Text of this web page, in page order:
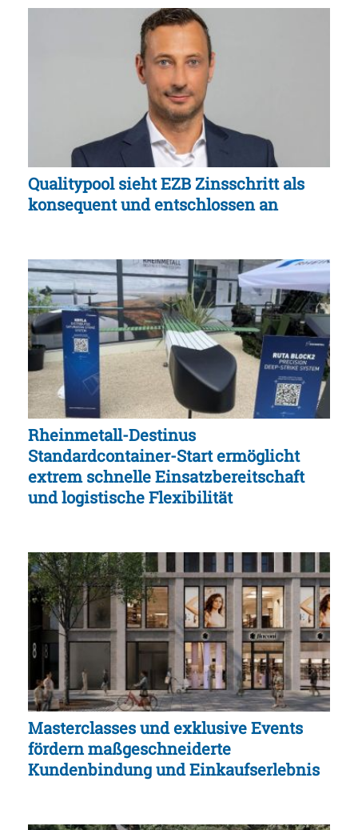
Qualitypool sieht EZB Zinsschritt als
konsequent und entschlossen an
Rheinmetall-Destinus
Standardcontainer-Start ermöglicht
extrem schnelle Einsatzbereitschaft
und logistische Flexibilität
Masterclasses und exklusive Events
fördern maßgeschneiderte
Kundenbindung und Einkaufserlebnis